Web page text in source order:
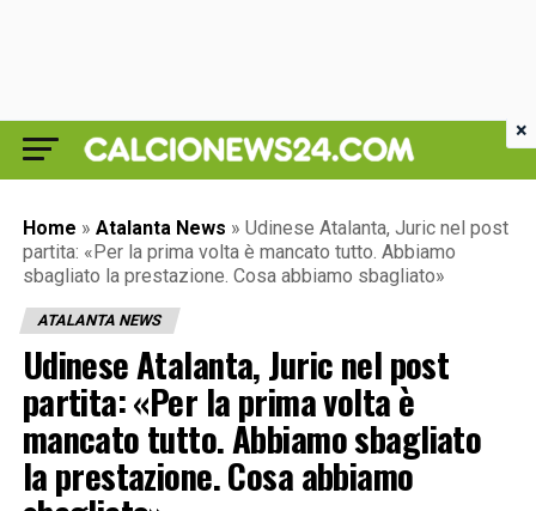
Home » Atalanta News » Udinese Atalanta, Juric nel post
partita: «Per la prima volta è mancato tutto. Abbiamo
sbagliato la prestazione. Cosa abbiamo sbagliato»
ATALANTA NEWS
Udinese Atalanta, Juric nel post
partita: «Per la prima volta è
mancato tutto. Abbiamo sbagliato
la prestazione. Cosa abbiamo
×